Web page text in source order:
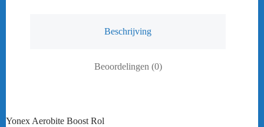
Beschrijving
Beoordelingen (0)
Yonex Aerobite Boost Rol